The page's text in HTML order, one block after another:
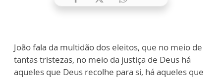
João fala da multidão dos eleitos, que no meio de
tantas tristezas, no meio da justiça de Deus há
aqueles que Deus recolhe para si, há aqueles que